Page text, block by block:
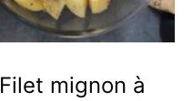
Filet mignon à